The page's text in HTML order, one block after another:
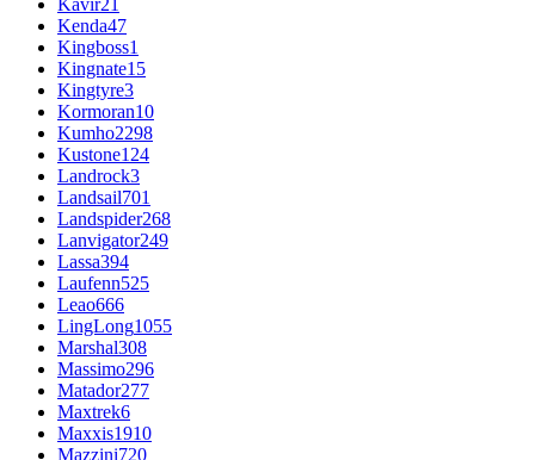
Kavir21
Kenda47
Kingboss1
Kingnate15
Kingtyre3
Kormoran10
Kumho2298
Kustone124
Landrock3
Landsail701
Landspider268
Lanvigator249
Lassa394
Laufenn525
Leao666
LingLong1055
Marshal308
Massimo296
Matador277
Maxtrek6
Maxxis1910
Mazzini720